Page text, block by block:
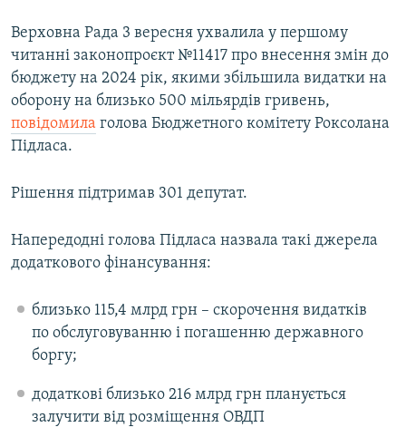
КТАТ
ДОЛУЧАЙСЯ!
Усі сайти RFE/RL
Верховна Рада 3 вересня ухвалила у першому
читанні законопроєкт №11417 про внесення змін до
бюджету на 2024 рік, якими збільшила видатки на
оборону на близько 500 мільярдів гривень,
повідомила голова Бюджетного комітету Роксолана
Підласа.
Рішення підтримав 301 депутат.
Напередодні голова Підласа назвала такі джерела
додаткового фінансування:
близько 115,4 млрд грн – скорочення видатків
по обслуговуванню і погашенню державного
боргу;
додаткові близько 216 млрд грн планується
залучити від розміщення ОВДП